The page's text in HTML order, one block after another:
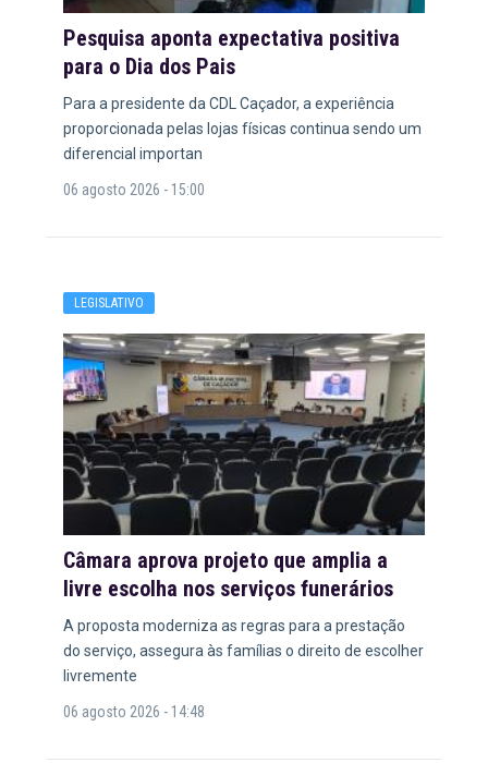
Pesquisa aponta expectativa positiva
para o Dia dos Pais
Para a presidente da CDL Caçador, a experiência
proporcionada pelas lojas físicas continua sendo um
diferencial importan
06 agosto 2026 - 15:00
LEGISLATIVO
Câmara aprova projeto que amplia a
livre escolha nos serviços funerários
A proposta moderniza as regras para a prestação
do serviço, assegura às famílias o direito de escolher
livremente
06 agosto 2026 - 14:48